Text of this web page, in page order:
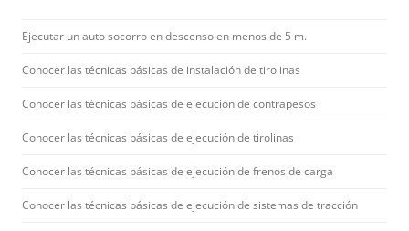
Ejecutar un auto socorro en descenso en menos de 5 m.
Conocer las técnicas básicas de instalación de tirolinas
Conocer las técnicas básicas de ejecución de contrapesos
Conocer las técnicas básicas de ejecución de tirolinas
Conocer las técnicas básicas de ejecución de frenos de carga
Conocer las técnicas básicas de ejecución de sistemas de tracción